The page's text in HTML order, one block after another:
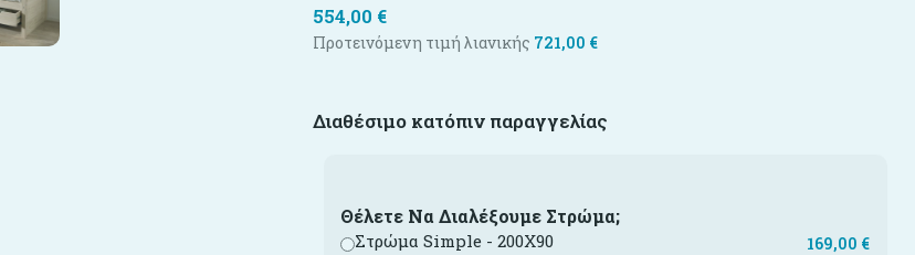
554,00 €
Προτεινόμενη τιμή λιανικής 721,00 €
Διαθέσιμο κατόπιν παραγγελίας
Θέλετε Να Διαλέξουμε Στρώμα;
Στρώμα Simple - 200X90 169,00 €